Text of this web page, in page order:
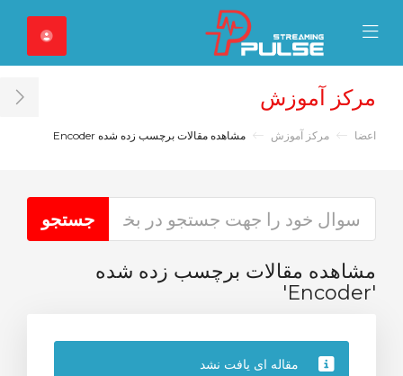
Mobile Menu
Close Mobile
مرکز آموزش
اعضا مرکز آموزش مشاهده مقالات برچسب زده شده Encoder
مشاهده مقالات برچسب زده شده
'Encoder'
مقاله ای یافت نشد